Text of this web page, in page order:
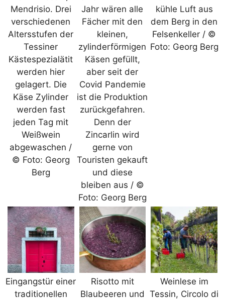
Mendrisio. Drei
verschiedenen
Altersstufen der
Tessiner
Kästespezialätit
werden hier
gelagert. Die
Käse Zylinder
werden fast
jeden Tag mit
Weißwein
abgewaschen /
© Foto: Georg
Berg
Jahr wären alle
Fächer mit den
kleinen,
zylinderförmigen
Käsen gefüllt,
aber seit der
Covid Pandemie
ist die Produktion
zurückgefahren.
Denn der
Zincarlin wird
gerne von
Touristen gekauft
und diese
bleiben aus / ©
Foto: Georg Berg
kühle Luft aus
dem Berg in den
Felsenkeller / ©
Foto: Georg Berg
Eingangstür einer
traditionellen
Risotto mit
Blaubeeren und
Weinlese im
Tessin, Circolo di